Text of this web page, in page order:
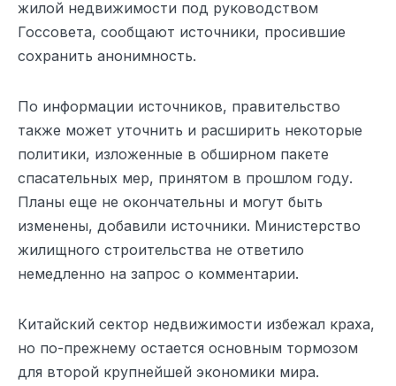
жилой недвижимости под руководством
Госсовета, сообщают источники, просившие
сохранить анонимность.
По информации источников, правительство
также может уточнить и расширить некоторые
политики, изложенные в обширном пакете
спасательных мер, принятом в прошлом году.
Планы еще не окончательны и могут быть
изменены, добавили источники. Министерство
жилищного строительства не ответило
немедленно на запрос о комментарии.
Китайский сектор недвижимости избежал краха,
но по-прежнему остается основным тормозом
для второй крупнейшей экономики мира.